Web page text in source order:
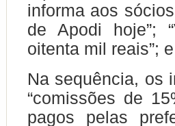
informa aos
de Apodi hoje”;
oitenta mil reais”;
Na sequência, os
“comissões de
pagos pelas